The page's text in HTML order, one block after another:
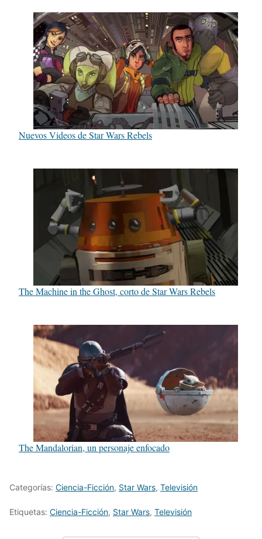
Nuevos Videos de Star Wars Rebels
The Machine in the Ghost, corto de Star Wars Rebels
The Mandalorian, un personaje enfocado
Categorías: Ciencia-Ficción, Star Wars, Televisión
Etiquetas: Ciencia-Ficción, Star Wars, Televisión